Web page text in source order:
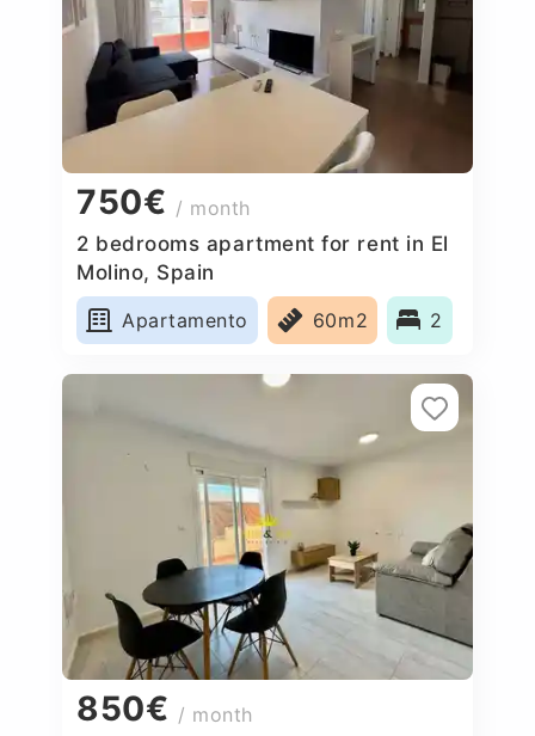
750€ / month
2 bedrooms apartment for rent in El
Molino, Spain
Apartamento
60m2 2
850€ / month